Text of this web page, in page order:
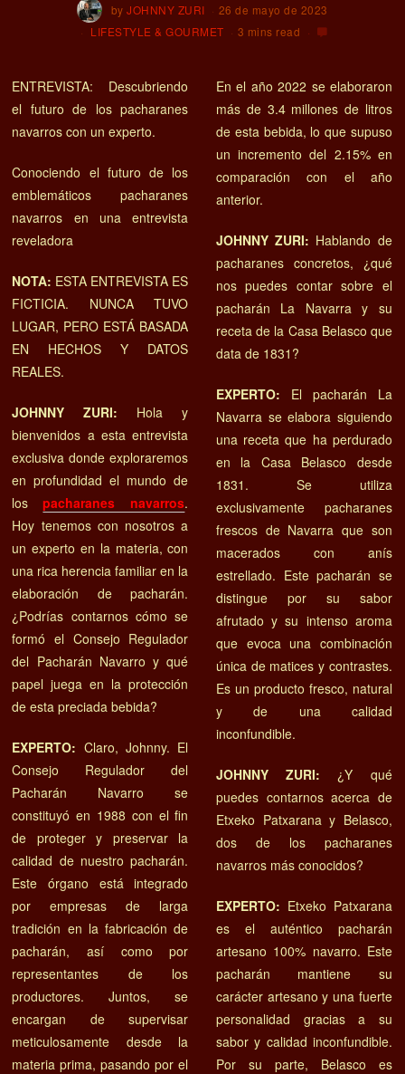
byJOHNNY ZURI
26 de mayo de 2023
LIFESTYLE & GOURMET
3 mins read
ENTREVISTA: Descubriendo
el futuro de los pacharanes
navarros con un experto.
Conociendo el futuro de los
emblemáticos pacharanes
navarros en una entrevista
reveladora
NOTA: ESTA ENTREVISTA ES
FICTICIA. NUNCA TUVO
LUGAR, PERO ESTÁ BASADA
EN HECHOS Y DATOS
REALES.
JOHNNY ZURI: Hola y
bienvenidos a esta entrevista
exclusiva donde exploraremos
en profundidad el mundo de
lospacharanes navarros.
Hoy tenemos con nosotros a
un experto en la materia, con
una rica herencia familiar en la
elaboración de pacharán.
¿Podrías contarnos cómo se
formó el Consejo Regulador
del Pacharán Navarro y qué
papel juega en la protección
de esta preciada bebida?
EXPERTO: Claro, Johnny. El
Consejo Regulador del
Pacharán Navarro se
constituyó en 1988 con el fin
de proteger y preservar la
calidad de nuestro pacharán.
Este órgano está integrado
por empresas de larga
tradición en la fabricación de
pacharán, así como por
representantes de los
productores. Juntos, se
encargan de supervisar
meticulosamente desde la
materia prima, pasando por el
En el año 2022 se elaboraron
más de 3.4 millones de litros
de esta bebida, lo que supuso
un incremento del 2.15% en
comparación con el año
anterior.
JOHNNY ZURI: Hablando de
pacharanes concretos, ¿qué
nos puedes contar sobre el
pacharán La Navarra y su
receta de la Casa Belasco que
data de 1831?
EXPERTO: El pacharán La
Navarra se elabora siguiendo
una receta que ha perdurado
en la Casa Belasco desde
1831. Se utiliza
exclusivamente pacharanes
frescos de Navarra que son
macerados con anís
estrellado. Este pacharán se
distingue por su sabor
afrutado y su intenso aroma
que evoca una combinación
única de matices y contrastes.
Es un producto fresco, natural
y de una calidad
inconfundible.
JOHNNY ZURI: ¿Y qué
puedes contarnos acerca de
Etxeko Patxarana y Belasco,
dos de los pacharanes
navarros más conocidos?
EXPERTO: Etxeko Patxarana
es el auténtico pacharán
artesano 100% navarro. Este
pacharán mantiene su
carácter artesano y una fuerte
personalidad gracias a su
sabor y calidad inconfundible.
Por su parte, Belasco es